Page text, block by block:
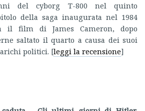
del cyborg T-800 nel quinto
della saga inaugurata nel 1984
il film di James Cameron, dopo
saltato il quarto a causa dei suoi
politici. [leggi la recensione]